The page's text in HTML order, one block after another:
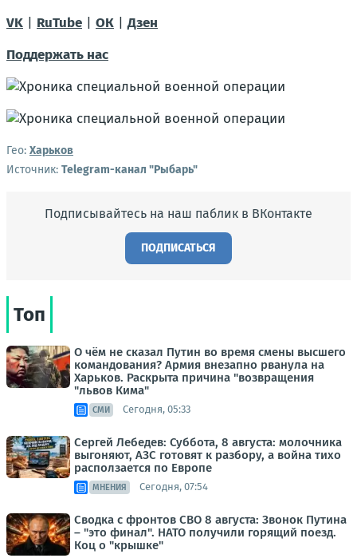
VK | RuTube | ОК |Дзен
Поддержать нас
Гео: Харьков
Источник: Telegram-канал "Рыбарь"
Подписывайтесь на наш паблик в ВКонтакте
ПОДПИСАТЬСЯ
Топ
О чём не сказал Путин во время смены высшего
командования? Армия внезапно рванула на
Харьков. Раскрыта причина "возвращения
"львов Кима"
СМИ Сегодня, 05:33
Сергей Лебедев: Суббота, 8 августа: молочника
выгоняют, АЗС готовят к разбору, а война тихо
расползается по Европе
МНЕНИЯ Сегодня, 07:54
Сводка с фронтов СВО 8 августа: Звонок Путина
– "это финал". НАТО получили горящий поезд.
Коц о "крышке"